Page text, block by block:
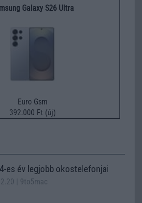
Galaxy S26 Ultra
Euro Gsm
392.000 Ft (új)
es év legjobb okostelefonjai
| 9to5mac